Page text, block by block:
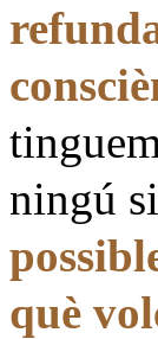
ningú
què